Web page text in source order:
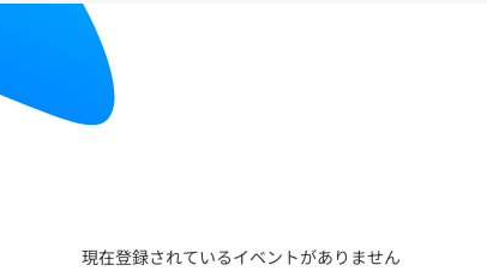
現在登録されているイベントがありません